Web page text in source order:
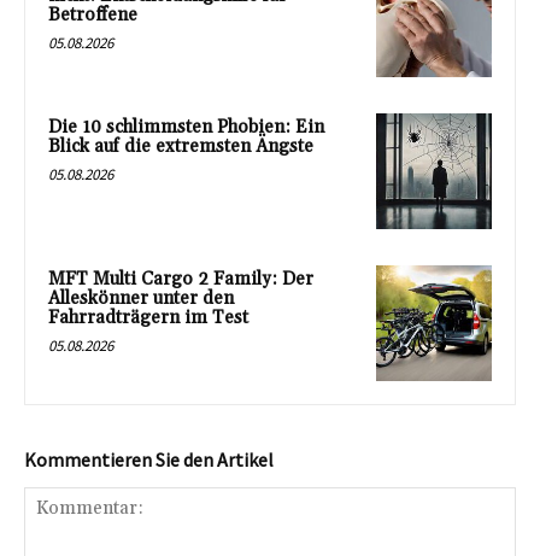
Betroffene
05.08.2026
Die 10 schlimmsten Phobien: Ein
Blick auf die extremsten Ängste
05.08.2026
MFT Multi Cargo 2 Family: Der
Alleskönner unter den
Fahrradträgern im Test
05.08.2026
Kommentieren Sie den Artikel